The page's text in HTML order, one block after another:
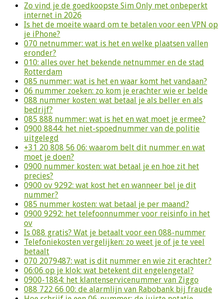
Zo vind je de goedkoopste Sim Only met onbeperkt
internet in 2026
Is het de moeite waard om te betalen voor een VPN op
je iPhone?
070 netnummer: wat is het en welke plaatsen vallen
eronder?
010: alles over het bekende netnummer en de stad
Rotterdam
085 nummer: wat is het en waar komt het vandaan?
06 nummer zoeken: zo kom je erachter wie er belde
088 nummer kosten: wat betaal je als beller en als
bedrijf?
085 888 nummer: wat is het en wat moet je ermee?
0900 8844: het niet-spoednummer van de politie
uitgelegd
+31 20 808 56 06: waarom belt dit nummer en wat
moet je doen?
0900 nummer kosten: wat betaal je en hoe zit het
precies?
0900 ov 9292: wat kost het en wanneer bel je dit
nummer?
085 nummer kosten: wat betaal je per maand?
0900 9292: het telefoonnummer voor reisinfo in het
ov
Is 088 gratis? Wat je betaalt voor een 088-nummer
Telefoniekosten vergelijken: zo weet je of je te veel
betaalt
070 2079487: wat is dit nummer en wie zit erachter?
06:06 op je klok: wat betekent dit engelengetal?
0900-1884: het klantenservicenummer van Ziggo
088 722 66 00: de alarmlijn van Rabobank bij fraude